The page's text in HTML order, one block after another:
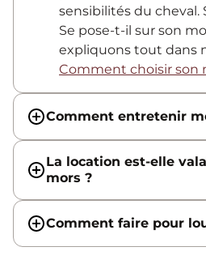
sensibilités du cheval.
Se pose-t-il sur son
expliquons tout dans
Comment choisir son
Comment entretenir
La location est-elle
mors ?
Comment faire pour